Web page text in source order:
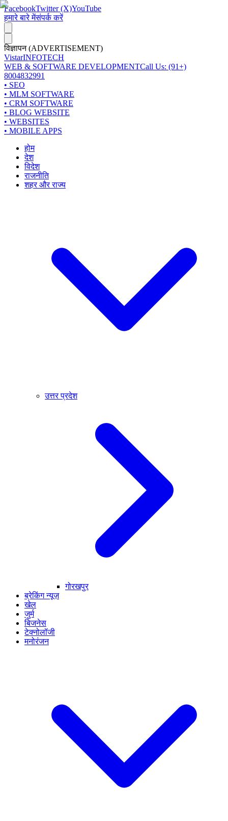
FacebookTwitter (X)YouTube
हमारे बारे मेंसंपर्क करें
विज्ञापन (ADVERTISEMENT)
VistarINFOTECH
WEB & SOFTWARE DEVELOPMENTCall Us: (91+)
8004832991
• SEO
• MLM SOFTWARE
• CRM SOFTWARE
• BLOG WEBSITE
• WEBSITES
• MOBILE APPS
होम
देश
विदेश
राजनीति
शहर और राज्य
उत्तर प्रदेश
गोरखपुर
ब्रेकिंग न्यूज़
खेल
जुर्म
बिजनेस
टेक्नोलॉजी
मनोरंजन